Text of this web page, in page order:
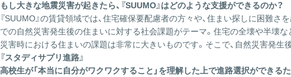
もし大きな地震災害が起きたら、『SUUMO』はどのような支援ができるのか？
『SUUMO』の賃貸領域では、住宅確保要配慮者の方々や、住まい探しに困難
での自然災害発生後の住まいに対する社会課題がテーマ。住宅の全壊や半壊
災害時における住まいの課題は非常に大きいものです。そこで、自然災害発生
『スタディサプリ進路』
高校生が「本当に自分がワクワクすること」を理解した上で進路選択ができる